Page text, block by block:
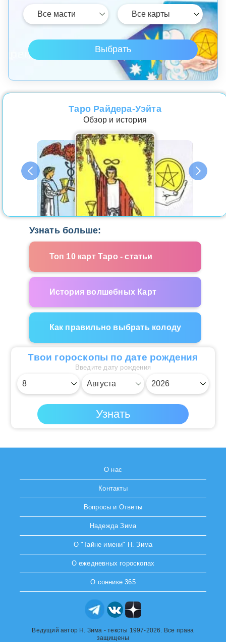
Таро Райдера-Уэйта
Обзор и история
Узнать больше:
Топ 10 карт Таро - статьи
История волшебных Карт
Как правильно выбрать колоду
Твои гороскопы по дате рождения
Введите дату рождения
О нас
Контакты
Вопросы и Ответы
Надежда Зима
О "Тайне имени" Н. Зима
О ежедневных гороскопах
О соннике 365
Ведущий автор Н. Зима - тексты 1997-2026. Все права
защищены